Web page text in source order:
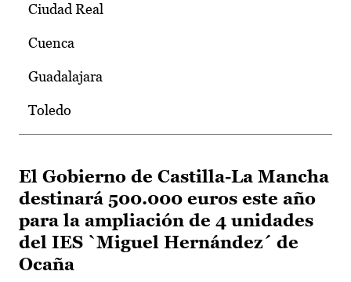
Ciudad Real
Cuenca
Guadalajara
Toledo
El Gobierno de Castilla-La Mancha
destinará 500.000 euros este año
para la ampliación de 4 unidades
del IES `Miguel Hernández´ de
Ocaña